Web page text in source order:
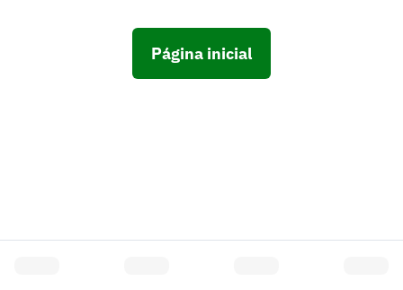
Página inicial